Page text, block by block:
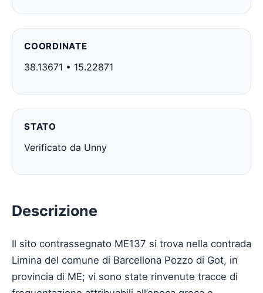
COORDINATE
38.13671 • 15.22871
STATO
Verificato da Unny
Descrizione
Il sito contrassegnato ME137 si trova nella contrada
Limina del comune di Barcellona Pozzo di Got, in
provincia di ME; vi sono state rinvenute tracce di